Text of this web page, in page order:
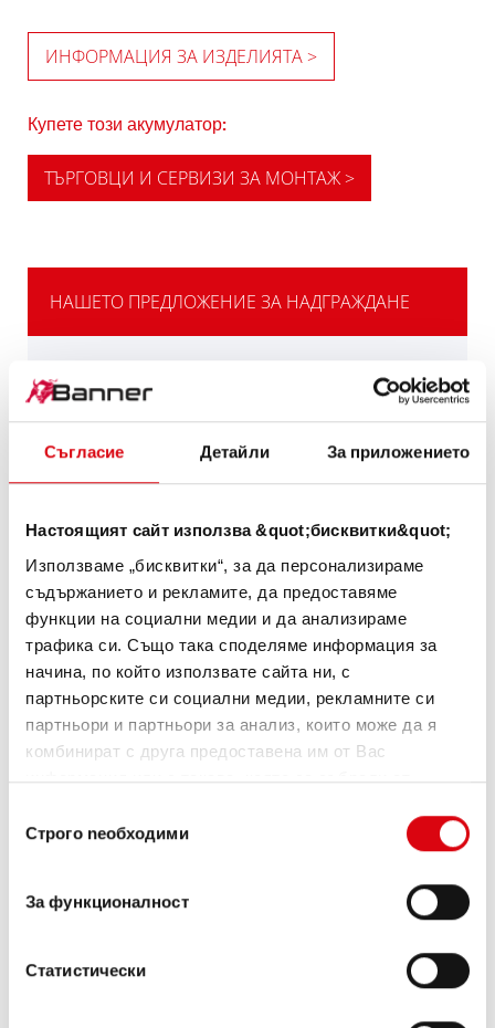
Съгласие Детайли За приложението
Настоящият сайт използва &quot;бисквитки&quot;
Използваме „бисквитки“, за да персонализираме
съдържанието и рекламите, да предоставяме
функции на социални медии и да анализираме
трафика си. Също така споделяме информация за
начина, по който използвате сайта ни, с
партньорските си социални медии, рекламните си
партньори и партньори за анализ, които може да я
комбинират с друга предоставена им от Вас
информация или с такава, която са събрали от
наСтрого nеобходими
За функционалност
Статистически
ИНФОРМАЦИЯ ЗА ИЗДЕЛИЯТА >
Купете този акумулатор:
ТЪРГОВЦИ И СЕРВИЗИ ЗА МОНТАЖ >
МОЩНАТА
АЛТЕРНАТИВА
Нашата препоръка за превозните средства
енергия или изисквания за студент старт.
ИНФОРМАЦИЯ ЗА ИЗДЕЛИЯТА >
Buffalo Bull EFB
С повишена мощност точно според
НАШЕТО ПРЕДЛОЖЕНИЕ ЗА НАДГРАЖДАНЕ